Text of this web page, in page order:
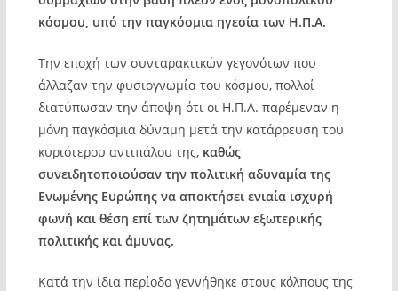
κόσμου, υπό την παγκόσμια ηγεσία των Η.Π.Α.
Την εποχή των συνταρακτικών γεγονότων που
άλλαζαν την φυσιογνωμία του κόσμου, πολλοί
διατύπωσαν την άποψη ότι οι Η.Π.Α. παρέμεναν η
μόνη παγκόσμια δύναμη μετά την κατάρρευση του
κυριότερου αντιπάλου της, καθώς
συνειδητοποιούσαν την πολιτική αδυναμία της
Ενωμένης Ευρώπης να αποκτήσει ενιαία ισχυρή
φωνή και θέση επί των ζητημάτων εξωτερικής
πολιτικής και άμυνας.
Κατά την ίδια περίοδο γεννήθηκε στους κόλπους της